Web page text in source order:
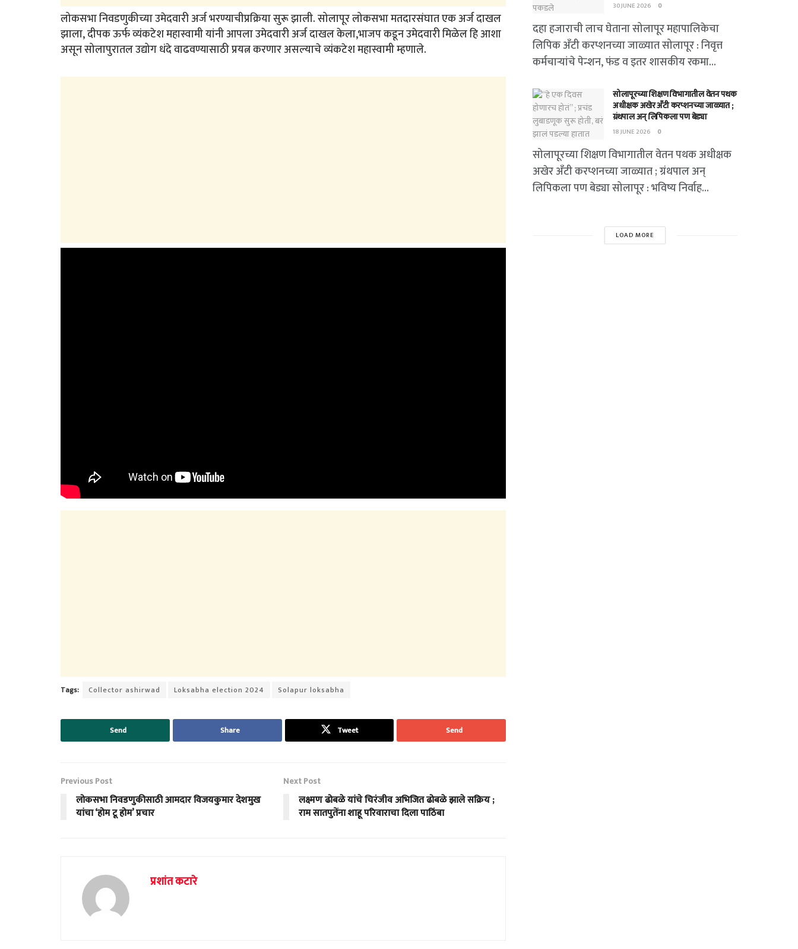
लोकसभा निवडणुकीच्या उमेदवारी अर्ज भरण्याचीप्रक्रिया सुरू झाली. सोलापूर लोकसभा मतदारसंघात एक अर्ज दाखल
झाला, दीपक ऊर्फ व्यंकटेश महास्वामी यांनी आपला उमेदवारी अर्ज दाखल केला,भाजप कडून उमेदवारी मिळेल हि आशा
असून सोलापुरातल उद्योग धंदे वाढवण्यासाठी प्रयत्न करणार असल्याचे व्यंकटेश महास्वामी म्हणाले.
Tags: Collector ashirwad Loksabha election 2024 Solapur loksabha
Send Share Tweet Send
Previous Post
लोकसभा निवडणुकीसाठी आमदार विजयकुमार देशमुख
यांचा ‘होम टू होम’ प्रचार
Next Post
लक्ष्मण ढोबळे यांचे चिरंजीव अभिजित ढोबळे झाले सक्रिय ;
राम सातपुतेंना शाहू परिवाराचा दिला पाठिंबा
प्रशांत कटारे
30 JUNE 2026 0
दहा हजाराची लाच घेताना सोलापूर महापालिकेचा
लिपिक अँटी करप्शनच्या जाळ्यात सोलापूर : निवृत्त
कर्मचाऱ्यांचे पेन्शन, फंड व इतर शासकीय रकमा...
सोलापूरच्या शिक्षण विभागातील वेतन पथक
अधीक्षक अखेर अँटी करप्शनच्या जाळ्यात ;
ग्रंथपाल अन् लिपिकला पण बेड्या
18 JUNE 2026 0
सोलापूरच्या शिक्षण विभागातील वेतन पथक अधीक्षक
अखेर अँटी करप्शनच्या जाळ्यात ; ग्रंथपाल अन्
लिपिकला पण बेड्या सोलापूर : भविष्य निर्वाह...
LOAD MORE